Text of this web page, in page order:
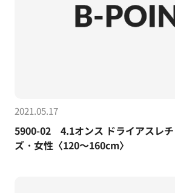
2021.05.17
5900-02 4.1オンス ドライアスレチ
ズ・女性〈120～160cm〉